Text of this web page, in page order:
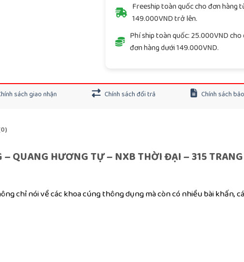
Freeship toàn quốc cho đơn hàng
149.000VND trở lên.
Phí ship toàn quốc: 25.000VND cho
đơn hàng dưới 149.000VND.
sách giao nhận Chính sách đổi trả Chính sách
QUANG HƯƠNG TỰ – NXB THỜI ĐẠI – 315 TRANG
chỉ nói về các khoa cúng thông dụng mà còn có nhiều bài khấn,